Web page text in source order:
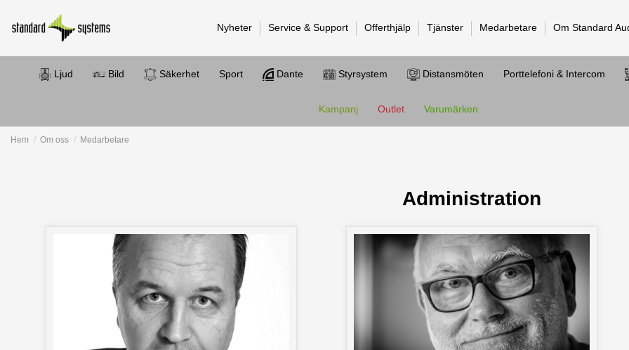
Nyheter Service & Support Offerthjälp Tjänster Medarbetare Om Standard
Ljud Bild Säkerhet Sport Dante Styrsystem Distansmöten Porttelefoni & Intercom
Kampanj Outlet Varumärken
Hem Om oss Medarbetare
Administration